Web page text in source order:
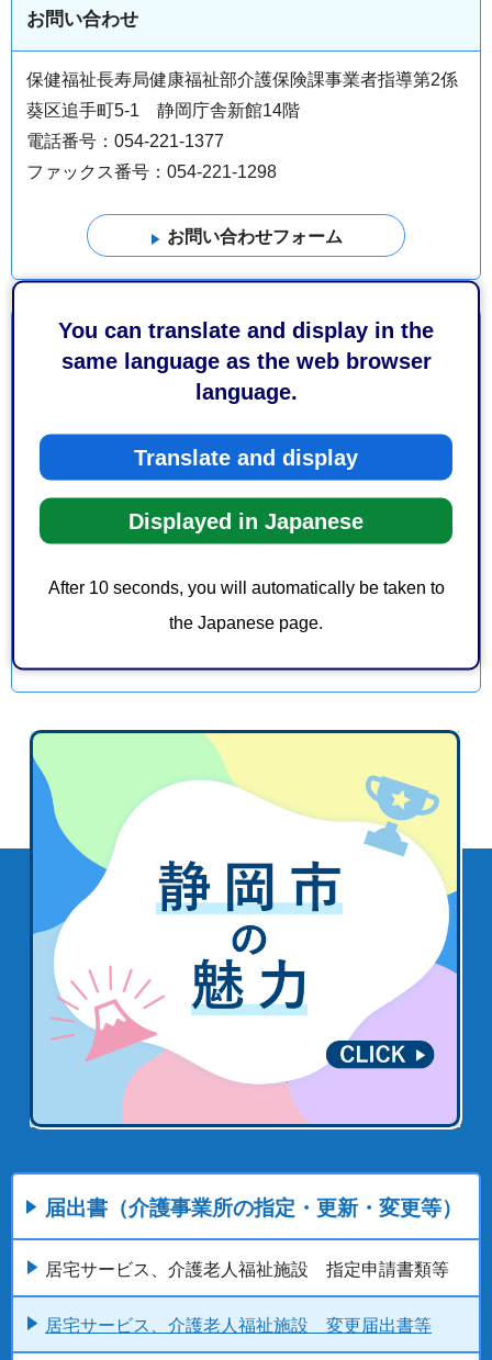
You can translate and display in the
same language as the web browser
language.
Translate and display
Displayed in Japanese
After 10 seconds, you will automatically be taken to
the Japanese page.
お問い合わせ
保健福祉長寿局健康福祉部介護保険課事業者指導第2係
葵区追手町5-1 静岡庁舎新館14階
電話番号：054-221-1377
ファックス番号：054-221-1298
より良いウェブサイトにするためにみなさまのご意
見をお聞かせください
1：役に立った
2：ふつう
3：役に立たなかった
このページの情報は見つけやすかったですか？
3：見つけにくかった
届出書（介護事業所の指定・更新・変更等）
居宅サービス、介護老人福祉施設 指定申請書類等
居宅サービス、介護老人福祉施設 変更届出書等